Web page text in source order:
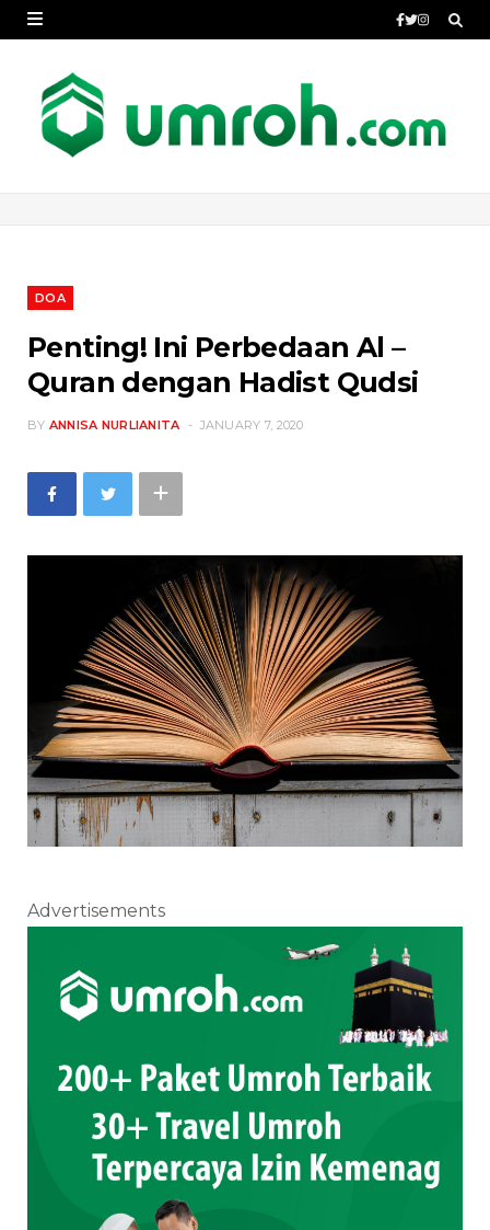
DOA
Penting! Ini Perbedaan Al –
Quran dengan Hadist Qudsi
BY ANNISA NURLIANITA JANUARY 7, 2020
Advertisements